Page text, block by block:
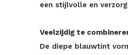
een stijlvolle en
Veelzijdig te
De diepe blauwtint